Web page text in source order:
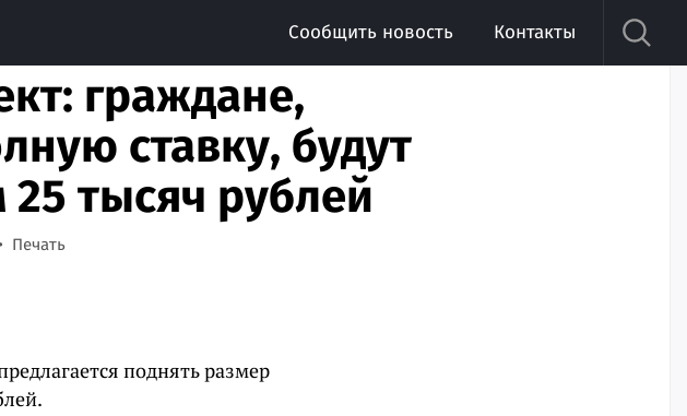
Сообщить новость Контакты
граждане,
ставку, будут
тысяч рублей
Печать
поднять размер